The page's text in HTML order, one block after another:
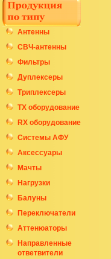
Антенны
СВЧ-антенны
Фильтры
Дуплексеры
Триплексеры
ТХ оборудование
RX оборудование
Системы АФУ
Аксессуары
Мачты
Нагрузки
Балуны
Переключатели
Аттенюаторы
Направленные
ответвители